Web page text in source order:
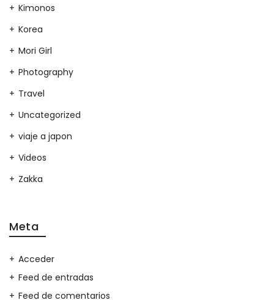
Kimonos
Korea
Mori Girl
Photography
Travel
Uncategorized
viaje a japon
Videos
Zakka
Meta
Acceder
Feed de entradas
Feed de comentarios